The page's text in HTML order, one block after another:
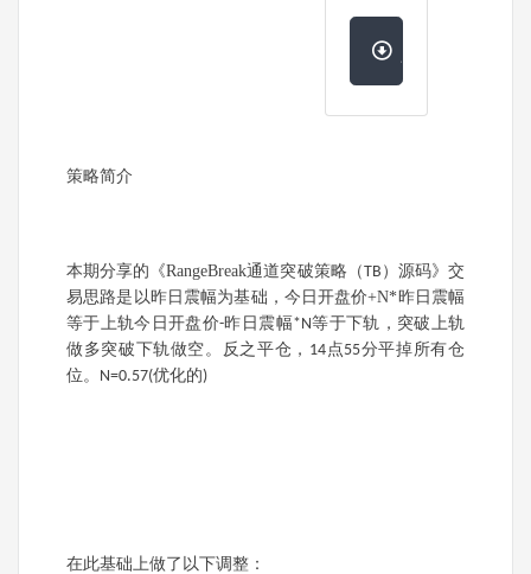
策略简介
本期分享的《RangeBreak通道突破策略（TB ）源码》交
易思路是 以昨日震幅为基础，今日开盘价+N*昨日震幅
等于上轨今日开盘价-昨日震幅*N等于下轨，突破上轨
做多突破下轨做空。反之平仓， 14点55分平掉所有仓
位。 N=0.57(优化的)
在此基础上做了以下调整：